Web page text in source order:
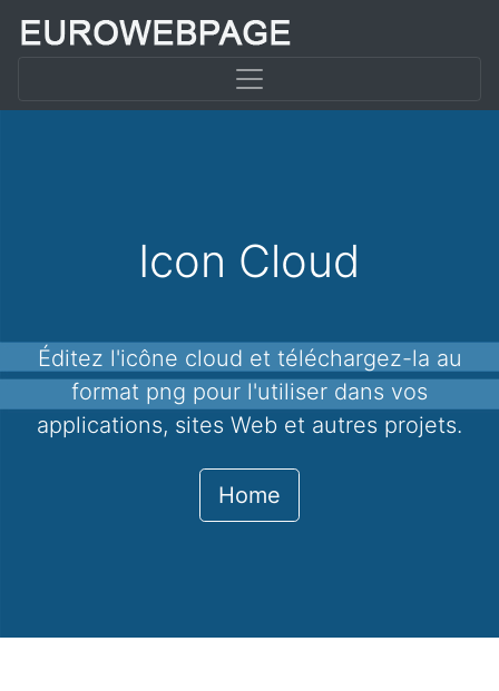
Icon Cloud
Éditez l'icône cloud et téléchargez-la au
format png pour l'utiliser dans vos
applications, sites Web et autres projets.
Home